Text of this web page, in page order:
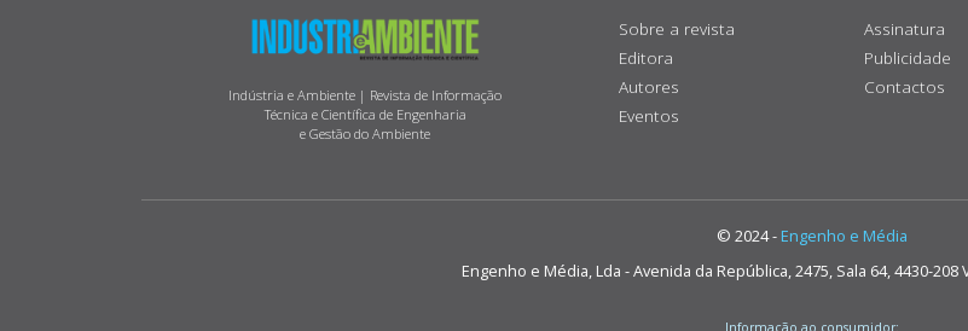
Indústria e Ambiente | Revista de Informação
Técnica e Científica de Engenharia
e Gestão do Ambiente
Sobre a revista
Editora
Autores
Eventos
Assinatura
Publicidade
Contactos
© 2024 - Engenho e Média
Engenho e Média, Lda - Avenida da República, 2475, Sala 64, 4430-